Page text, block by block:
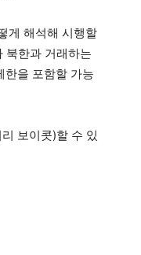
게 해석해 시행할
북한과 거래하는
한을 포함할 가능
보이콧)할 수 있